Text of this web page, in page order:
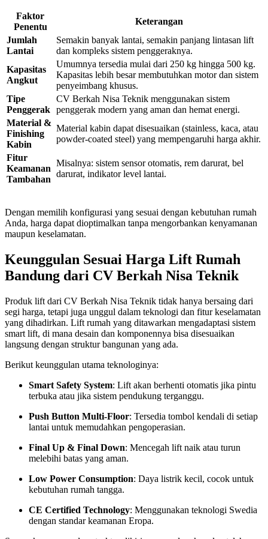
Faktor
Penentu
Keterangan
Jumlah
Lantai
Semakin banyak lantai, semakin panjang lintasan lift
dan kompleks sistem penggeraknya.
Kapasitas
Angkut
Umumnya tersedia mulai dari 250 kg hingga 500 kg.
Kapasitas lebih besar membutuhkan motor dan sistem
penyeimbang khusus.
Tipe
Penggerak
CV Berkah Nisa Teknik menggunakan sistem
penggerak modern yang aman dan hemat energi.
Material &
Finishing
Kabin
Material kabin dapat disesuaikan (stainless, kaca, atau
powder-coated steel) yang mempengaruhi harga akhir.
Fitur
Keamanan
Tambahan
Misalnya: sistem sensor otomatis, rem darurat, bel
darurat, indikator level lantai.
Dengan memilih konfigurasi yang sesuai dengan kebutuhan rumah
Anda, harga dapat dioptimalkan tanpa mengorbankan kenyamanan
maupun keselamatan.
Keunggulan Sesuai Harga Lift Rumah
Bandung dari CV Berkah Nisa Teknik
Produk lift dari CV Berkah Nisa Teknik tidak hanya bersaing dari
segi harga, tetapi juga unggul dalam teknologi dan fitur keselamatan
yang dihadirkan. Lift rumah yang ditawarkan mengadaptasi sistem
smart lift, di mana desain dan komponennya bisa disesuaikan
langsung dengan struktur bangunan yang ada.
Berikut keunggulan utama teknologinya:
Smart Safety System: Lift akan berhenti otomatis jika pintu
terbuka atau jika sistem pendukung terganggu.
Push Button Multi-Floor: Tersedia tombol kendali di setiap
lantai untuk memudahkan pengoperasian.
Final Up & Final Down: Mencegah lift naik atau turun
melebihi batas yang aman.
Low Power Consumption: Daya listrik kecil, cocok untuk
kebutuhan rumah tangga.
CE Certified Technology: Menggunakan teknologi Swedia
dengan standar keamanan Eropa.